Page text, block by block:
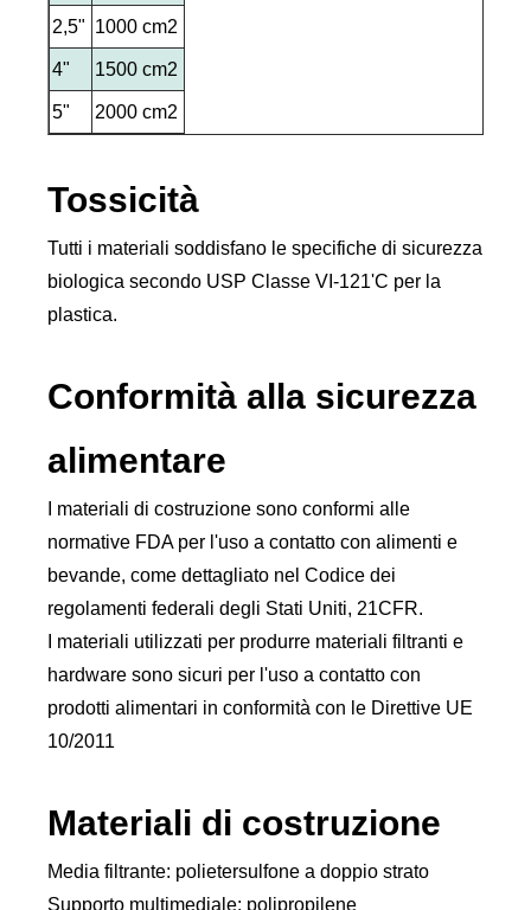
2,5" 1000 cm2
4" 1500 cm2
5" 2000 cm2
Tossicità
Tutti i materiali soddisfano le specifiche di sicurezza
biologica secondo USP Classe VI-121'C per la
plastica.
Conformità alla sicurezza
alimentare
I materiali di costruzione sono conformi alle
normative FDA per l'uso a contatto con alimenti e
bevande, come dettagliato nel Codice dei
regolamenti federali degli Stati Uniti, 21CFR.
I materiali utilizzati per produrre materiali filtranti e
hardware sono sicuri per l'uso a contatto con
prodotti alimentari in conformità con le Direttive UE
10/2011
Materiali di costruzione
Media filtrante: polietersulfone a doppio strato
Supporto multimediale: polipropilene